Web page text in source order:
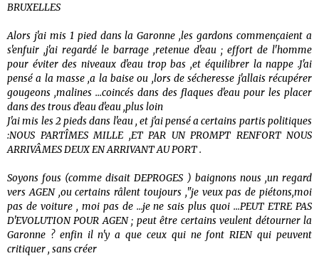
BRUXELLES
Alors j'ai mis 1 pied dans la Garonne ,les gardons commençaient a
s'enfuir ,j'ai regardé le barrage ,retenue d'eau ; effort de l'homme
pour éviter des niveaux d'eau trop bas ,et équilibrer la nappe .J'ai
pensé a la masse ,a la baise ou ,lors de sécheresse j'allais récupérer
gougeons ,malines ...coincés dans des flaques d'eau pour les placer
dans des trous d'eau d'eau ,plus loin
J'ai mis les 2 pieds dans l'eau , et j'ai pensé a certains partis politiques
:NOUS PARTÎMES MILLE ,ET PAR UN PROMPT RENFORT NOUS
ARRIVÂMES DEUX EN ARRIVANT AU PORT .
Soyons fous (comme disait DEPROGES ) baignons nous ,un regard
vers AGEN ,ou certains râlent toujours ,"je veux pas de piétons,moi
pas de voiture , moi pas de ...je ne sais plus quoi ...PEUT ETRE PAS
D'EVOLUTION POUR AGEN ; peut être certains veulent détourner la
Garonne ? enfin il n'y a que ceux qui ne font RIEN qui peuvent
critiquer , sans créer